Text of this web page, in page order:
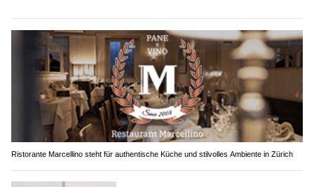
Ristorante Marcellino steht für authentische Küche und stilvolles Ambiente in Zürich